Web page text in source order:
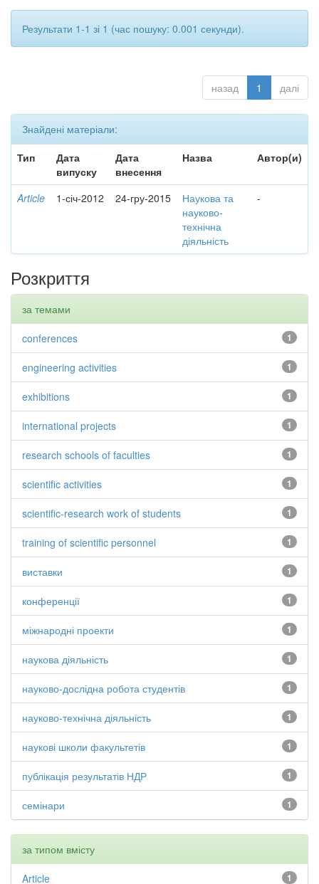
Результати 1-1 зі 1 (час пошуку: 0.001 секунди).
назад 1 далі
Знайдені матеріали:
Тип
Дата
випуску
Дата
внесення
Назва Автор(и)
Article 1-січ-2012 24-гру-2015
Наукова та
науково-
технічна
діяльність
-
Розкриття
за темами
1
conferences
1
engineering activities
1
exhibitions
1
international projects
1
research schools of faculties
1
scientific activities
1
scientific-research work of students
1
training of scientific personnel
1
виставки
1
конференції
1
міжнародні проекти
1
наукова діяльність
1
науково-дослідна робота студентів
1
науково-технічна діяльність
1
наукові школи факультетів
1
публікація результатів НДР
1
семінари
за типом вмісту
1
Article